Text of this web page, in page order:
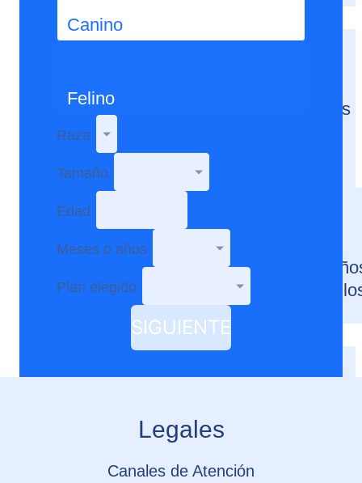
Seguro de
Seguro de Bicicletas
SOAT
Vehículos
Seguro x Km
Autos de +15
RC para
Particulares
Para tu empresa
Pasajeros
Extracontractual
Personales para
Canino
Felino
Raza
Tamaño
Edad
Meses o años
Plan elegido
SIGUIENTE
Legales
Canales de Atención